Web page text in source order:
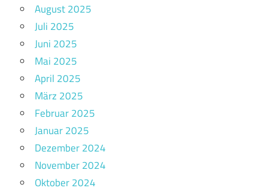
August 2025
Juli 2025
Juni 2025
Mai 2025
April 2025
März 2025
Februar 2025
Januar 2025
Dezember 2024
November 2024
Oktober 2024